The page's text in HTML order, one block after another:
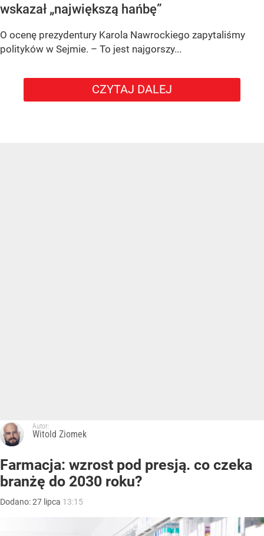
wskazał „największą hańbę”
O ocenę prezydentury Karola Nawrockiego zapytaliśmy
polityków w Sejmie. – To jest najgorszy...
CZYTAJ DALEJ
Autor:
Witold Ziomek
Farmacja: wzrost pod presją. co czeka
branżę do 2030 roku?
Dodano:27 lipca 13:15